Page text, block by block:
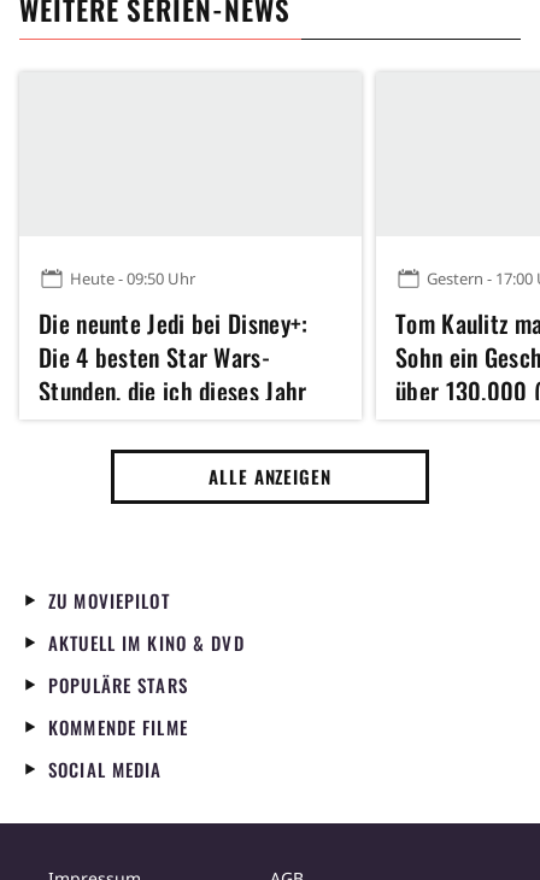
WEITERE SERIEN-NEWS
Heute - 09:50 Uhr
Die neunte Jedi bei Disney+:
Die 4 besten Star Wars-
Stunden, die ich dieses Jahr
gesehen habe
Gestern - 17:00
Tom Kaulitz
Sohn ein
über 130.000
kuriose
ALLE ANZEIGEN
ZU MOVIEPILOT
AKTUELL IM KINO & DVD
POPULÄRE STARS
KOMMENDE FILME
SOCIAL MEDIA